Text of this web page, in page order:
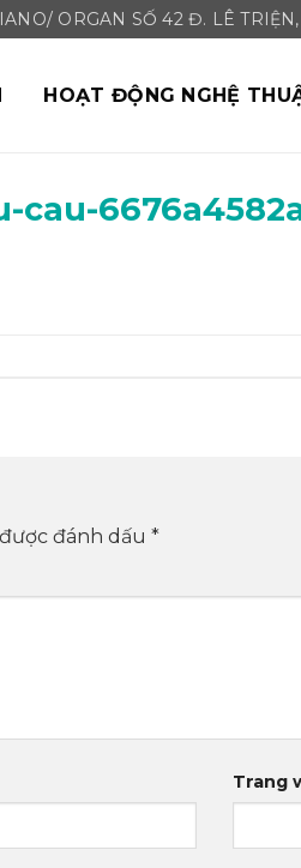
ORGAN SỐ 42 Đ. LÊ
HOẠT ĐỘNG NGHỆ
đánh dấu *
Trang